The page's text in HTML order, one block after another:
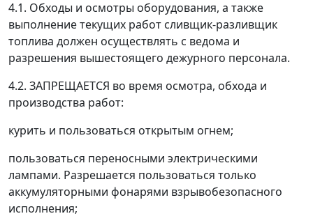
4.1. Обходы и осмотры оборудования, а также
выполнение текущих работ сливщик-разливщик
топлива должен осуществлять с ведома и
разрешения вышестоящего дежурного персонала.
4.2. ЗАПРЕЩАЕТСЯ во время осмотра, обхода и
производства работ:
курить и пользоваться открытым огнем;
пользоваться переносными электрическими
лампами. Разрешается пользоваться только
аккумуляторными фонарями взрывобезопасного
исполнения;